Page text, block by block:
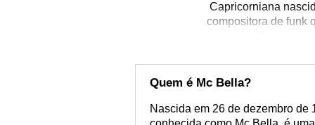
Capricorniana
compositora de funk
outras canções,
uma filha, que nasceu
que é possível ser
Quem é Mc Bella?
Nascida em 26 de dezembro